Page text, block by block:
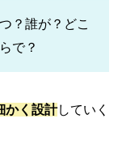
？誰が？どこ
で？
かく設計していく